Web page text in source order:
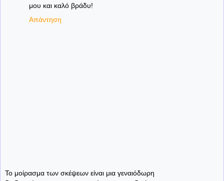
μου και καλό βράδυ!
Απάντηση
Το μοίρασμα των σκέψεων είναι μια γεναιόδωρη